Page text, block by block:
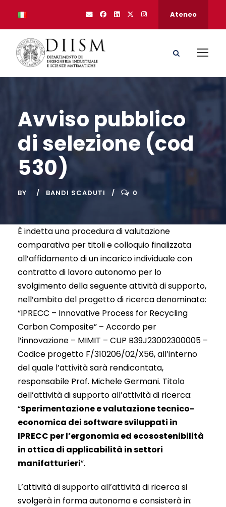
Ateneo
Avviso pubblico
di selezione (cod
530)
BY BANDI SCADUTI 0
È indetta una procedura di valutazione
comparativa per titoli e colloquio finalizzata
all’affidamento di un incarico individuale con
contratto di lavoro autonomo per lo
svolgimento della seguente attività di supporto,
nell’ambito del progetto di ricerca denominato:
“IPRECC – Innovative Process for Recycling
Carbon Composite” – Accordo per
l’innovazione – MIMIT – CUP B39J23002300005 –
Codice progetto F/310206/02/X56, all’interno
del quale l’attività sarà rendicontata,
responsabile Prof. Michele Germani. Titolo
dell’attività di supporto all’attività di ricerca:
“Sperimentazione e valutazione tecnico-
economica dei software sviluppati in
IPRECC per l’ergonomia ed ecosostenibilità
in ottica di applicabilità in settori
manifatturieri”.
L’attività di supporto all’attività di ricerca si
svolgerà in forma autonoma e consisterà in: